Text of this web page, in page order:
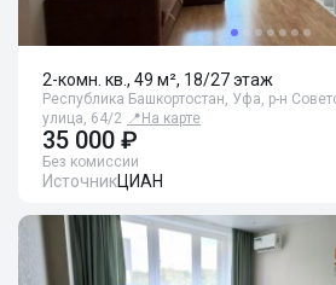
2-комн. кв., 49 м², 18/27 этаж
Республика Башкортостан, Уфа, р-н
улица, 64/2 📍 На карте
35 000 ₽
Без комиссии
ИсточникЦИАН